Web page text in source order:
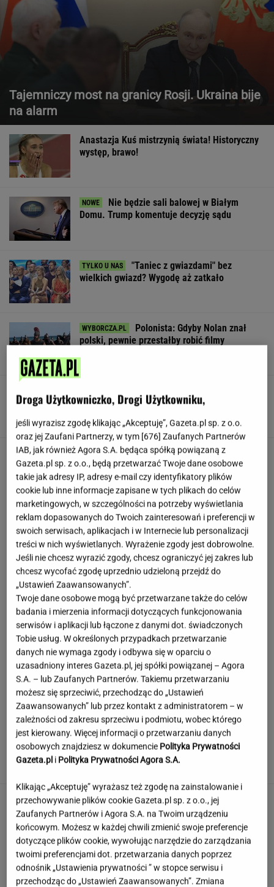
Tajemniczy most na granicy Rosji. Ukraina bije
na alarm
Anastazja Kuś mistrzynią świata! Historyczny
występ, brawo!
Nie będzie sali balowej w Białym
Domu. Trump komentuje decyzję sądu
"Taniec z gwiazdami" bez
wielkich gwiazd? Wygodę aż zatkało
Polonista: Gdyby Nolan znał
polski, pewnie przestałby robić filmy
SUBSKRYPCJA
kontroli PiS. "Znalazł się w pułapce"
SUBSKRYPCJA
Trudno uwierzyć w to, co zrobił Hurkacz w
Montrealu. Miał już piłki meczowe
Lewandowska w ogniu krytyki za
wakacje bez dzieci. Hyży się odpaliła
To najprostszy syrop z mięty, jaki zrobisz.
Smakuje rewelacyjnie
Quiz. Gdzie leży Kapsztad, a gdzie Zurych? To
test dla wyjadaczy!
Droga Użytkowniczko, Drogi Użytkowniku,
jeśli wyrazisz zgodę klikając „Akceptuję”, Gazeta.pl sp. z o.o.
oraz jej Zaufani Partnerzy, w tym [676] Zaufanych Partnerów
IAB, jak również Agora S.A. będąca spółką powiązaną z
Gazeta.pl sp. z o.o., będą przetwarzać Twoje dane osobowe
takie jak adresy IP, adresy e-mail czy identyfikatory plików
cookie lub inne informacje zapisane w tych plikach do celów
marketingowych, w szczególności na potrzeby wyświetlania
reklam dopasowanych do Twoich zainteresowań i preferencji w
swoich serwisach, aplikacjach i w Internecie lub personalizacji
treści w nich wyświetlanych. Wyrażenie zgody jest dobrowolne.
Jeśli nie chcesz wyrazić zgody, chcesz ograniczyć jej zakres lub
chcesz wycofać zgodę uprzednio udzieloną przejdź do
„Ustawień Zaawansowanych”.
Twoje dane osobowe mogą być przetwarzane także do celów
badania i mierzenia informacji dotyczących funkcjonowania
serwisów i aplikacji lub łączone z danymi dot. świadczonych
Tobie usług. W określonych przypadkach przetwarzanie
danych nie wymaga zgody i odbywa się w oparciu o
uzasadniony interes Gazeta.pl, jej spółki powiązanej – Agora
S.A. – lub Zaufanych Partnerów. Takiemu przetwarzaniu
możesz się sprzeciwić, przechodząc do „Ustawień
Zaawansowanych” lub przez kontakt z administratorem – w
zależności od zakresu sprzeciwu i podmiotu, wobec którego
jest kierowany. Więcej informacji o przetwarzaniu danych
osobowych znajdziesz w dokumencie Polityka Prywatności
Gazeta.pl i Polityka Prywatności Agora S.A.
Klikając „Akceptuję” wyrażasz też zgodę na zainstalowanie i
przechowywanie plików cookie Gazeta.pl sp. z o.o., jej
Zaufanych Partnerów i Agora S.A. na Twoim urządzeniu
końcowym. Możesz w każdej chwili zmienić swoje preferencje
dotyczące plików cookie, wywołując narzędzie do zarządzania
twoimi preferencjami dot. przetwarzania danych poprzez
odnośnik „Ustawienia prywatności ” w stopce serwisu i
przechodząc do „Ustawień Zaawansowanych”. Zmiana